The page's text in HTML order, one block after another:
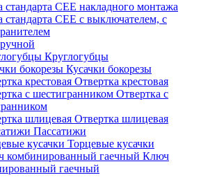
стандарта СЕЕ накладного монтажа
стандарта СЕЕ с выключателем, с
Круглогубцы
Кусачки бокорезы
Отвертка крестовая
Отвертка с
Отвертка шлицевая
Пассатижи
Торцевые кусачки
Ключ
гаечный